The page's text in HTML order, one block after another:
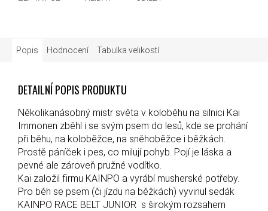
Popis Hodnocení Tabulka velikostí
DETAILNÍ POPIS PRODUKTU
Několikanásobný mistr světa v koloběhu na silnici Kai
Immonen zběhl i se svým psem do lesů, kde se prohání
při běhu, na koloběžce, na sněhoběžce i běžkách.
Prostě páníček i pes, co milují pohyb. Pojí je láska a
pevné ale zároveň pružné vodítko.
Kai založil firmu KAINPO a vyrábí musherské potřeby.
Pro běh se psem (či jízdu na běžkách) vyvinul sedák
KAINPO RACE BELT JUNIOR s širokým rozsahem